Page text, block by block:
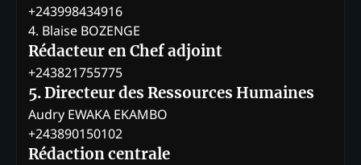
+243998434916
4. Blaise BOZENGE
Rédacteur en Chef adjoint
+243821755775
5. Directeur des Ressources Humaines
Audry EWAKA EKAMBO
+243890150102
Rédaction centrale